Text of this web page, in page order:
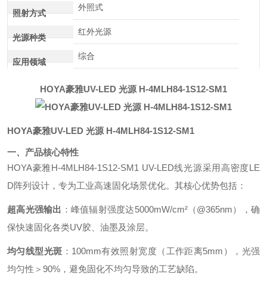
照射方式
外照式
光源种类
红外光源
应用领域
综合
HOYA豪雅UV-LED 光源 H-4MLH84-1S12-SM1
HOYA豪雅UV-LED 光源 H-4MLH84-1S12-SM1
一、产品核心特性
HOYA豪雅H-4MLH84-1S12-SM1 UV-LED线光源采用高密度LE
D阵列设计，专为工业高速固化场景优化。其核心优势包括：
超高光强输出 ：峰值辐射强度达5000mW/cm²（@365nm），确
保快速固化各类UV胶、油墨及涂层。
均匀线型光斑 ：100mm有效照射宽度（工作距离5mm），光强
均匀性＞90%，避免固化不均匀导致的工艺缺陷。